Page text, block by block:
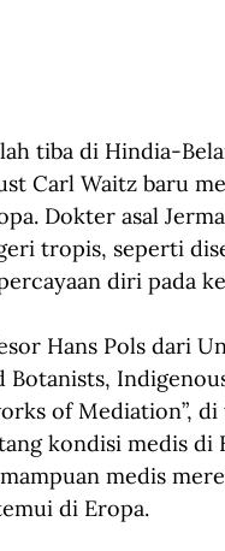
tiba di Hindia-
Carl Waitz baru
Dokter asal
tropis, seperti
diri pada
Hans Pols dari
Botanists,
of Mediation”,
kondisi medis
medis
di Eropa.